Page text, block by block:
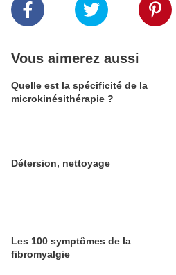
Vous aimerez aussi
Quelle est la spécificité de la
microkinésithérapie ?
Détersion, nettoyage
Les 100 symptômes de la
fibromyalgie